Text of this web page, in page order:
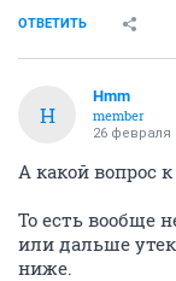
ОТВЕТИТЬ
H
Hmm
member
26 февраля
А какой вопрос
То есть вообще
или дальше
ниже.